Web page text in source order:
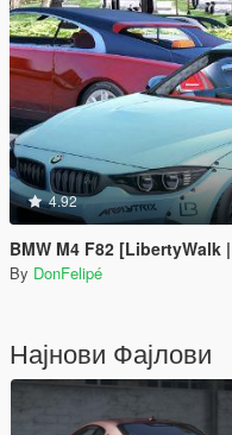
4.92
BMW M4 F82 [LibertyWalk
By DonFelipé
Најнови Фајлови